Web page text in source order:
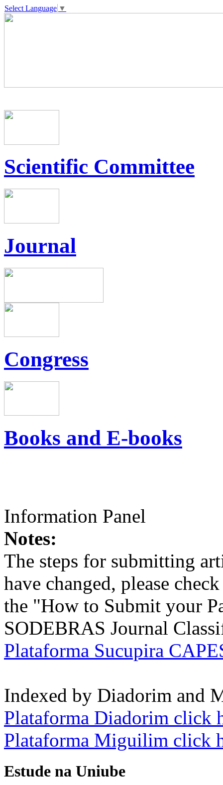
Select Language ▼
Scientific Committee
Journal
Congress
Books and E-books
Information Panel
Notes:
The steps for submitting
have changed, please
the "How to Submit your
SODEBRAS Journal
Plataforma Sucupira
Indexed by Diadorim and
Plataforma Diadorim click
Plataforma Miguilim click
Estude na Uniube